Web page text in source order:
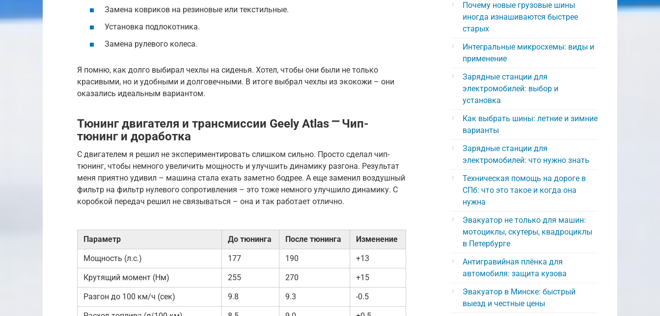
Замена ковриков на резиновые или текстильные.
Установка подлокотника.
Замена рулевого колеса.
Я помню, как долго выбирал чехлы на сиденья. Хотел, чтобы они были не только
красивыми, но и удобными и долговечными. В итоге выбрал чехлы из экокожи – они
оказались идеальным вариантом.
Тюнинг двигателя и трансмиссии Geely Atlas ⎻ Чип-
тюнинг и доработка
С двигателем я решил не экспериментировать слишком сильно. Просто сделал чип-
тюнинг, чтобы немного увеличить мощность и улучшить динамику разгона. Результат
меня приятно удивил – машина стала ехать заметно бодрее. А еще заменил воздушный
фильтр на фильтр нулевого сопротивления – это тоже немного улучшило динамику. С
коробкой передач решил не связываться – она и так работает отлично.
Параметр До тюнинга После тюнинга Изменение
Мощность (л.с.) 177 190 +13
Крутящий момент (Нм) 255 270 +15
Разгон до 100 км/ч (сек) 9.8 9.3 -0.5
Почему новые грузовые шины
иногда изнашиваются быстрее
старых
Интегральные микросхемы: виды и
применение
Зарядные станции для
электромобилей: выбор и
установка
Как выбрать шины: летние и зимние
варианты
Зарядные станции для
электромобилей: что нужно знать
Техническая помощь на дороге в
СПб: что это такое и когда она
нужна
Эвакуатор не только для машин:
мотоциклы, скутеры, квадроциклы
в Петербурге
Антигравийная плёнка для
автомобиля: защита кузова
Эвакуатор в Минске: быстрый
выезд и честные цены